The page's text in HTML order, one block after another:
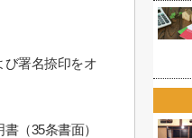
び署名捺印をオ
（35条書面）